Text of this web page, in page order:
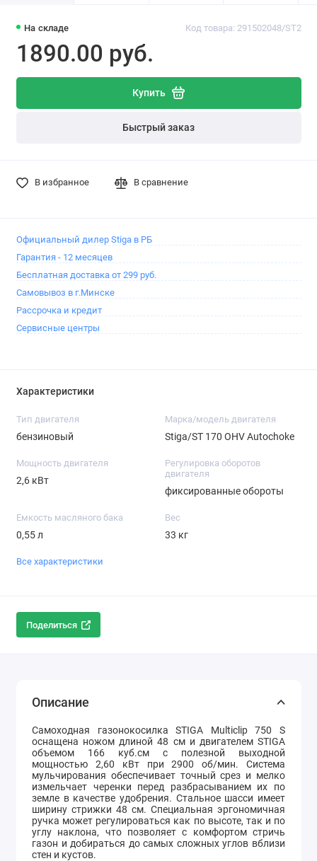
На складе Код товара: 291502048/ST2
1890.00 pуб.
Купить
Быстрый заказ
В избранное В сравнение
Официальный дилер Stiga в РБ
Гарантия - 12 месяцев
Бесплатная доставка от 299 руб.
Самовывоз в г.Минске
Рассрочка и кредит
Сервисные центры
Характеристики
Тип двигателя
бензиновый
Марка/модель двигателя
Stiga/ST 170 OHV Autochoke
Мощность двигателя
2,6 кВт
Регулировка оборотов
двигателя
фиксированные обороты
Емкость масляного бака
0,55 л
Вес
33 кг
Все характеристики
Поделиться
Описание
Самоходная газонокосилка STIGA Multiclip 750 S
оснащена ножом длиной 48 см и двигателем STIGA
объемом 166 куб.см с полезной выходной
мощностью 2,60 кВт при 2900 об/мин. Система
мульчирования обеспечивает точный срез и мелко
измельчает черенки перед разбрасыванием их по
земле в качестве удобрения. Стальное шасси имеет
ширину стрижки 48 см. Специальная эргономичная
ручка может регулироваться как по высоте, так и по
углу наклона, что позволяет с комфортом стричь
газон и добираться до самых сложных углов вблизи
стен и кустов.